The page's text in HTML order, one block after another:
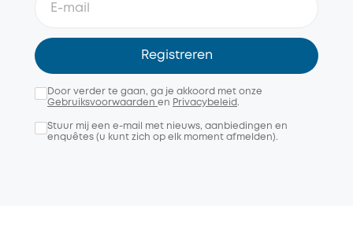
Registreren
Door verder te gaan, ga je akkoord met onze
Gebruiksvoorwaarden en Privacybeleid.
Stuur mij een e-mail met nieuws, aanbiedingen en
enquêtes (u kunt zich op elk moment afmelden).